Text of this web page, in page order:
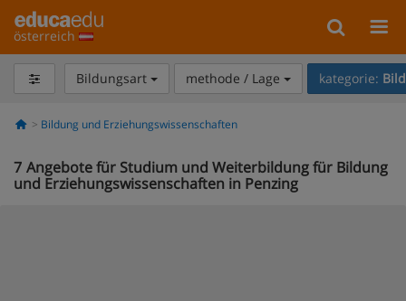
österreich
Bildungsart methode / Lage kategorie:
Bildung und Erziehungswissenschaften
7 Angebote für Studium und Weiterbildung für Bildung
und Erziehungswissenschaften in Penzing